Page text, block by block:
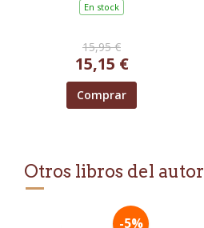
En stock
15,95 €
15,15 €
Comprar
Otros libros del autor
-5%